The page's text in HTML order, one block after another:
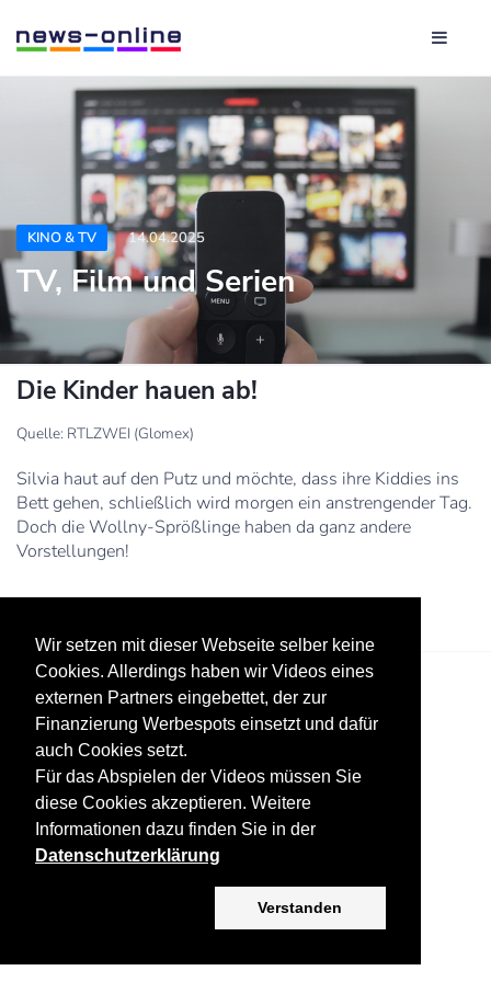
Wir setzen mit dieser Webseite selber keine
Cookies. Allerdings haben wir Videos eines
externen Partners eingebettet, der zur
Finanzierung Werbespots einsetzt und dafür
auch Cookies setzt.
Für das Abspielen der Videos müssen Sie
diese Cookies akzeptieren. Weitere
Informationen dazu finden Sie in der
Datenschutzerklärung
Verstanden
KINO & TV 14.04.2025
TV, Film und Serien
Die Kinder hauen ab!
Quelle: RTLZWEI (Glomex)
Silvia haut auf den Putz und möchte, dass ihre Kiddies ins
Bett gehen, schließlich wird morgen ein anstrengender Tag.
Doch die Wollny-Sprößlinge haben da ganz andere
Vorstellungen!
Datenschutz Werbung Impressum
Copyright ©2026 KV-GmbH